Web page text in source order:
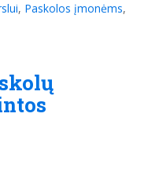
, Paskolos įmonėms,